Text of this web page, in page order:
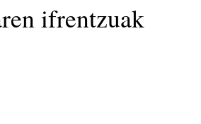
ifrentzuak